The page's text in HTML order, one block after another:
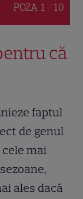
POZA 1 / 10
că
faptul
de genul
mai
ales dacă